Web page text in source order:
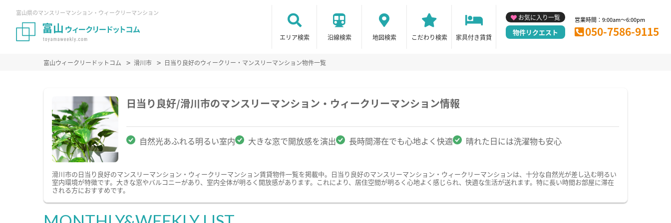
富山県のマンスリーマンション・ウィークリーマンション
エリア検索 沿線検索 地図検索 こだわり検索 家具付き賃貸
お気に入り一覧
物件リクエスト
営業時間：9:00am～6:00pm
050-7586-9115
富山ウィークリードットコム 滑川市 日当り良好のウィークリー・マンスリーマンション物件一覧
日当り良好/滑川市のマンスリーマンション・ウィークリーマンション情報
自然光あふれる明るい室内 大きな窓で開放感を演出 長時間滞在でも心地よく快適 晴れた日には洗濯物も安心
滑川市の日当り良好のマンスリーマンション・ウィークリーマンション賃貸物件一覧を掲載中。日当り良好のマンスリーマンション・ウィークリーマンションは、十分な自然光が差し込む明るい
室内環境が特徴です。大きな窓やバルコニーがあり、室内全体が明るく開放感があります。これにより、居住空間が明るく心地よく感じられ、快適な生活が送れます。特に長い時間お部屋に滞在
される方におすすめです。